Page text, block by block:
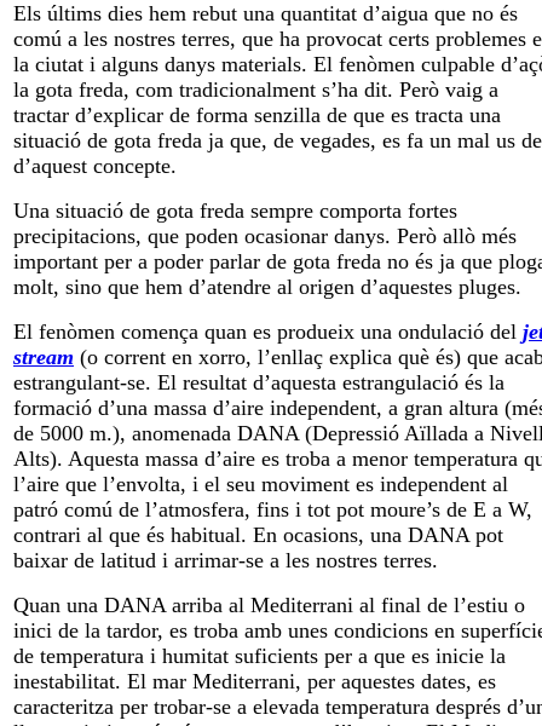
Els últims dies hem rebut una quantitat d’aigua que no és
comú a les nostres terres, que ha provocat certs problemes
la ciutat i alguns danys materials. El fenòmen culpable
la gota freda, com tradicionalment s’ha dit. Però vaig a
tractar d’explicar de forma senzilla de que es tracta una
situació de gota freda ja que, de vegades, es fa un mal us
d’aquest concepte.
Una situació de gota freda sempre comporta fortes
precipitacions, que poden ocasionar danys. Però allò més
important per a poder parlar de gota freda no és ja que
molt, sino que hem d’atendre al origen d’aquestes pluges.
El fenòmen comença quan es produeix una ondulació del
stream (o corrent en xorro, l’enllaç explica què és) que
estrangulant-se. El resultat d’aquesta estrangulació és la
formació d’una massa d’aire independent, a gran altura
de 5000 m.), anomenada DANA (Depressió Aïllada a
Alts). Aquesta massa d’aire es troba a menor temperatura
l’aire que l’envolta, i el seu moviment es independent al
patró comú de l’atmosfera, fins i tot pot moure’s de E a W,
contrari al que és habitual. En ocasions, una DANA pot
baixar de latitud i arrimar-se a les nostres terres.
Quan una DANA arriba al Mediterrani al final de l’estiu o
inici de la tardor, es troba amb unes condicions en
de temperatura i humitat suficients per a que es inicie la
inestabilitat. El mar Mediterrani, per aquestes dates, es
caracteritza per trobar-se a elevada temperatura després